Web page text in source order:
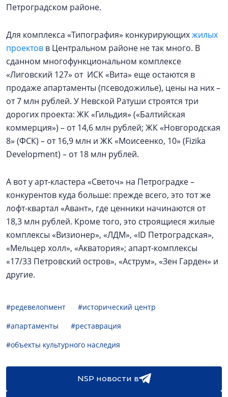
Петроградском районе.
Для комплекса «Типография» конкурирующихжилых
проектов в Центральном районе не так много. В
сданном многофункциональном комплексе
«Лиговский 127» от ИСК «Вита» еще остаются в
продаже апартаменты (псеводожилье), цены на них –
от 7 млн рублей. У Невской Ратуши строятся три
дорогих проекта: ЖК «Гильдия» («Балтийская
коммерция») – от 14,6 млн рублей; ЖК «Новгородская
8» (ФСК) – от 16,9 млн и ЖК «Моисеенко, 10» (Fizika
Development) – от 18 млн рублей.
А вот у арт-кластера «Светоч» на Петроградке –
конкурентов куда больше: прежде всего, это тот же
лофт-квартал «Авант», где ценники начинаются от
18,3 млн рублей. Кроме того, это строящиеся жилые
комплексы «Визионер», «ЛДМ», «ID Петроградская»,
«Мельцер холл», «Акватория»; апарт-комплексы
«17/33 Петровский остров», «Аструм», «Зен Гарден» и
другие.
#редевелопмент
#исторический центр
#апартаменты
#реставрация
#объекты культурного наследия
NSP новости в